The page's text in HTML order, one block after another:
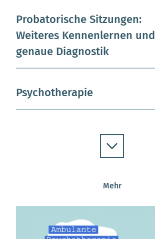
Probatorische Sitzungen:
Weiteres Kennenlernen und
genaue Diagnostik
Psychotherapie
Mehr